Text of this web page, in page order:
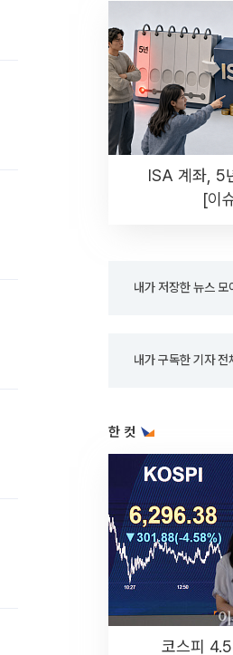
ISA 계좌, 5
[이
내가 저장한 뉴스 모
내가 구독한 기자 전
한 컷
코스피